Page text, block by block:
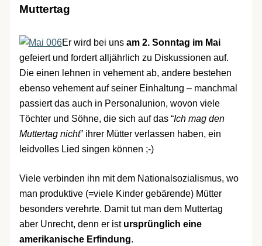
Muttertag
Er wird bei uns am 2. Sonntag im Mai
gefeiert und fordert alljährlich zu Diskussionen auf.
Die einen lehnen in vehement ab, andere bestehen
ebenso vehement auf seiner Einhaltung – manchmal
passiert das auch in Personalunion, wovon viele
Töchter und Söhne, die sich auf das “Ich mag den
Muttertag nicht” ihrer Mütter verlassen haben, ein
leidvolles Lied singen können ;-)
Viele verbinden ihn mit dem Nationalsozialismus, wo
man produktive (=viele Kinder gebärende) Mütter
besonders verehrte. Damit tut man dem Muttertag
aber Unrecht, denn er ist ursprünglich eine
amerikanische Erfindung.